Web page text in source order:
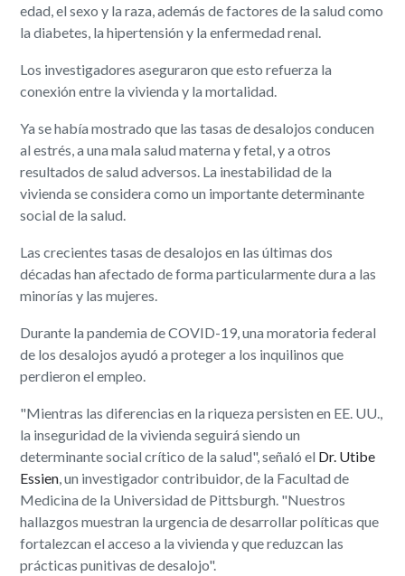
edad, el sexo y la raza, además de factores de la salud como
la diabetes, la hipertensión y la enfermedad renal.
Los investigadores aseguraron que esto refuerza la
conexión entre la vivienda y la mortalidad.
Ya se había mostrado que las tasas de desalojos conducen
al estrés, a una mala salud materna y fetal, y a otros
resultados de salud adversos. La inestabilidad de la
vivienda se considera como un importante determinante
social de la salud.
Las crecientes tasas de desalojos en las últimas dos
décadas han afectado de forma particularmente dura a las
minorías y las mujeres.
Durante la pandemia de COVID-19, una moratoria federal
de los desalojos ayudó a proteger a los inquilinos que
perdieron el empleo.
"Mientras las diferencias en la riqueza persisten en EE. UU.,
la inseguridad de la vivienda seguirá siendo un
determinante social crítico de la salud", señaló el Dr. Utibe
Essien , un investigador contribuidor, de la Facultad de
Medicina de la Universidad de Pittsburgh. "Nuestros
hallazgos muestran la urgencia de desarrollar políticas que
fortalezcan el acceso a la vivienda y que reduzcan las
prácticas punitivas de desalojo".